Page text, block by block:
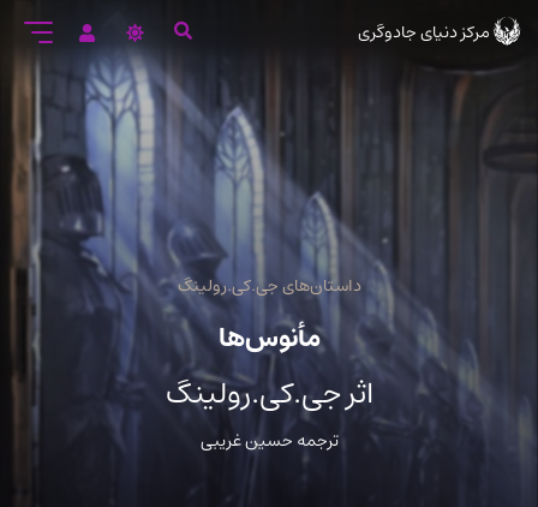
ورود
مرکز دنیای جادوگری
داستان‌های جی.کی.رولینگ
مأنوس‏‌ها
اثر جی.کی.رولینگ
ترجمه حسین غریبی